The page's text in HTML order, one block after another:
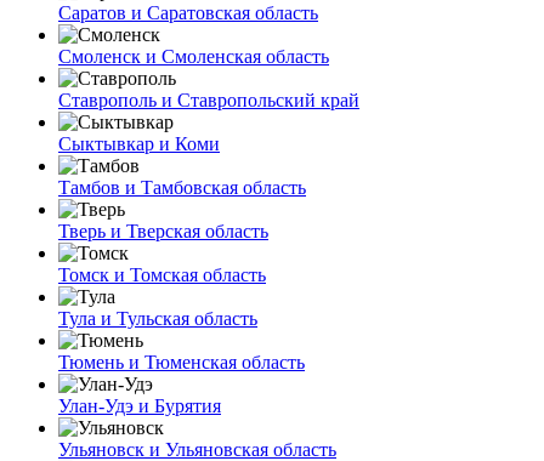
Саратов и Саратовская область
Смоленск и Смоленская область
Ставрополь и Ставропольский край
Сыктывкар и Коми
Тамбов и Тамбовская область
Тверь и Тверская область
Томск и Томская область
Тула и Тульская область
Тюмень и Тюменская область
Улан-Удэ и Бурятия
Ульяновск и Ульяновская область